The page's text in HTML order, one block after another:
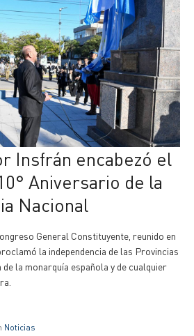
Aniversario de la
Nacional
General Constituyente, reunido en
la independencia de las Provincias
la monarquía española y de cualquier
Noticias